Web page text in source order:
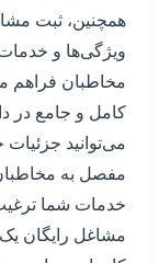
همچنین، ثبت
ویژگی‌ها و
مخاطبان فراهم
کامل و جامع در
می‌توانید
مفصل به مخاطبان
خدمات شما ترغیب
مشاغل رایگان یک